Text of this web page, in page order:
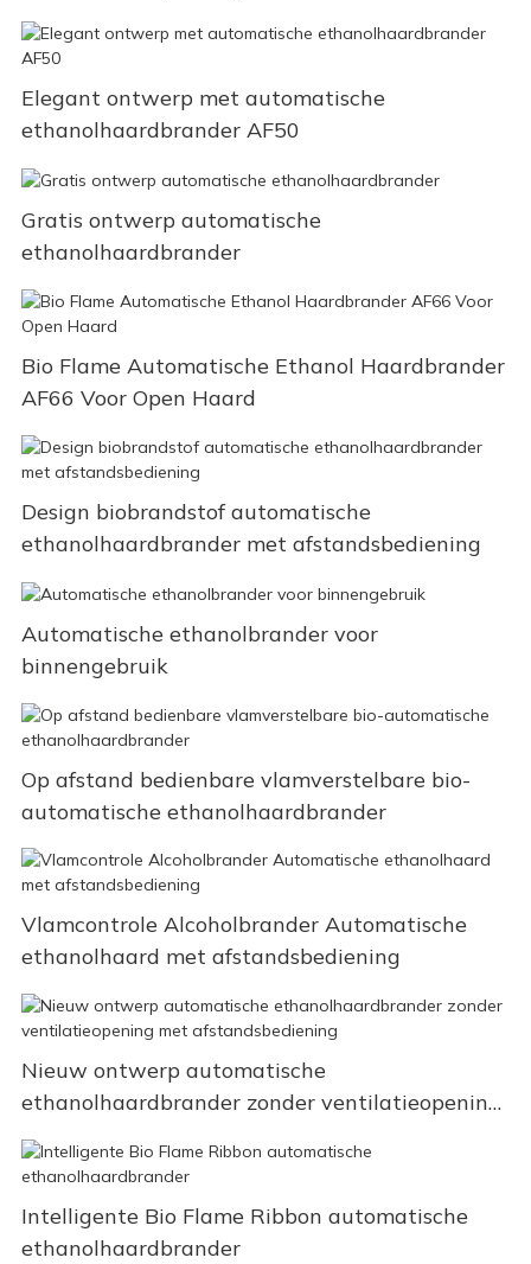
Elegant ontwerp met automatische
ethanolhaardbrander AF50
Gratis ontwerp automatische
ethanolhaardbrander
Bio Flame Automatische Ethanol Haardbrander
AF66 Voor Open Haard
Design biobrandstof automatische
ethanolhaardbrander met afstandsbediening
Automatische ethanolbrander voor
binnengebruik
Op afstand bedienbare vlamverstelbare bio-
automatische ethanolhaardbrander
Vlamcontrole Alcoholbrander Automatische
ethanolhaard met afstandsbediening
Nieuw ontwerp automatische
ethanolhaardbrander zonder ventilatieopening
met afstandsbediening
Intelligente Bio Flame Ribbon automatische
ethanolhaardbrander